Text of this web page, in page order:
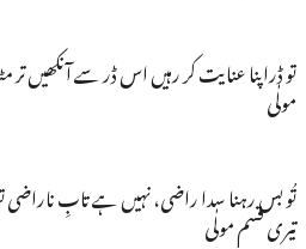
تو ڈراپنا عنایت کر رہیں اس ڈر سے آنکھیں
مولٰی
تُو بس رہنا سدا راضی، نہیں ہے تابِ
تیری قسم مولٰی